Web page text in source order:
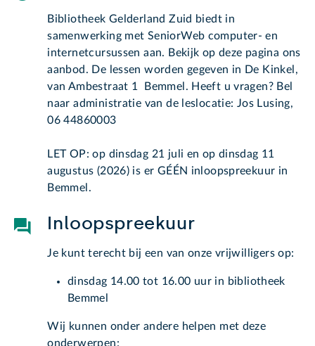
Bibliotheek Gelderland Zuid biedt in
samenwerking met SeniorWeb computer- en
internetcursussen aan. Bekijk op deze pagina ons
aanbod. De lessen worden gegeven in De Kinkel,
van Ambestraat 1 Bemmel. Heeft u vragen? Bel
naar administratie van de leslocatie: Jos Lusing,
06 44860003
LET OP: op dinsdag 21 juli en op dinsdag 11
augustus (2026) is er GÉÉN inloopspreekuur in
Bemmel.
Inloopspreekuur
Je kunt terecht bij een van onze vrijwilligers op:
dinsdag 14.00 tot 16.00 uur in bibliotheek
Bemmel
Wij kunnen onder andere helpen met deze
onderwerpen: